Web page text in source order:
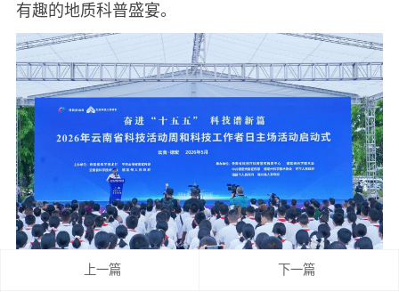
有趣的地质科普盛宴。
上一篇 下一篇